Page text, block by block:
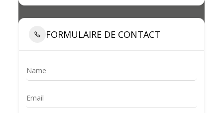
FORMULAIRE DE CONTACT